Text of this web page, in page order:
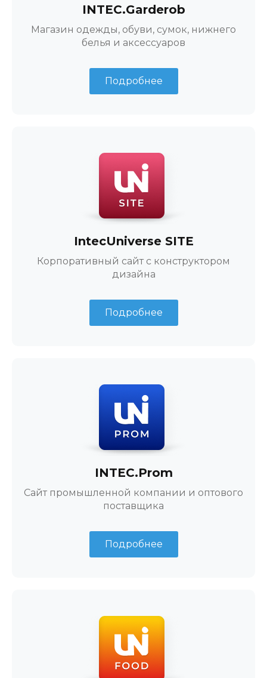
INTEC.Garderob
Магазин одежды, обуви, сумок, нижнего
белья и аксессуаров
Подробнее
IntecUniverse SITE
Корпоративный сайт с конструктором
дизайна
Подробнее
INTEC.Prom
Сайт промышленной компании и оптового
поставщика
Подробнее